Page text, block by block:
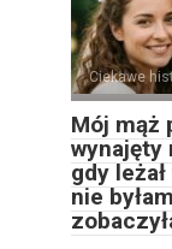
Ciekawe
Mój mąż
wynajęty
gdy
nie